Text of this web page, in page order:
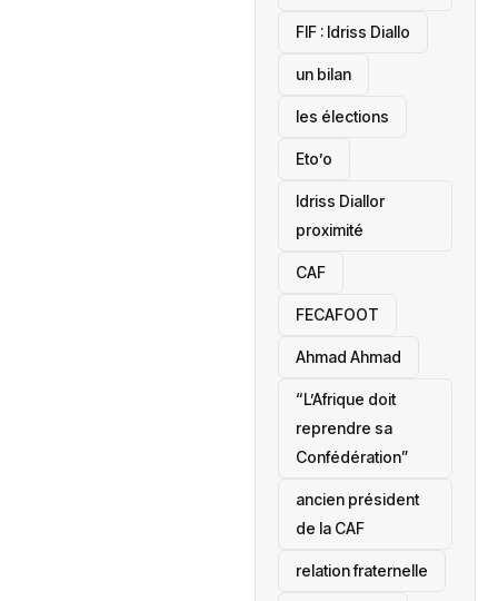
‎FIF : Idriss Diallo
un bilan
les élections
Eto’o
Idriss Diallor
proximité
CAF
FECAFOOT
‎Ahmad Ahmad
“L’Afrique doit
reprendre sa
Confédération”
ancien président
de la CAF
relation fraternelle